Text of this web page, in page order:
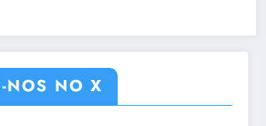
NOS NO X